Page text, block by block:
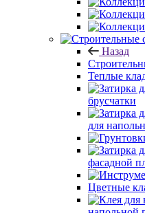
Назад
Теплые
брусчатки
для
фасадной
Цветные